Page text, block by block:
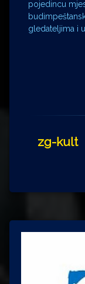
pojedincu
gledateljima i
zg-kult